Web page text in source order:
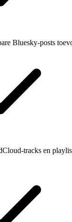
Bluesky-posts
tracks en